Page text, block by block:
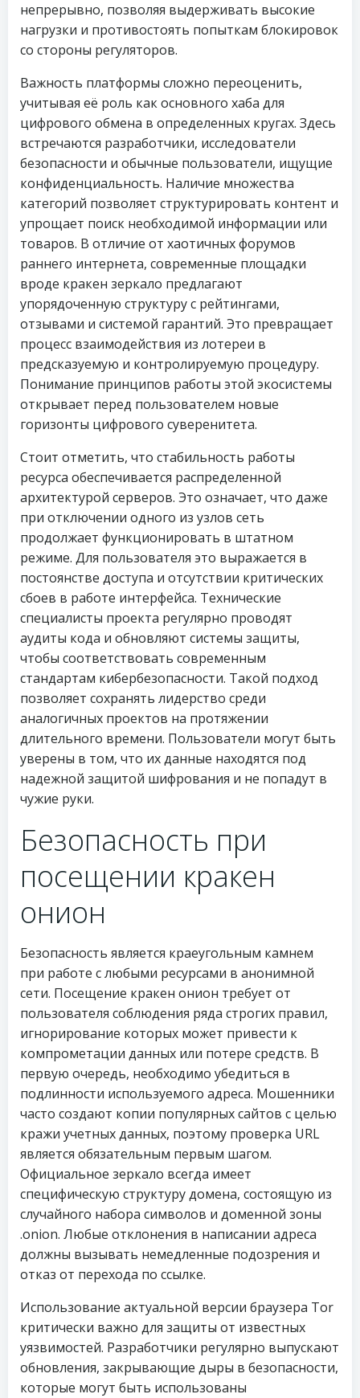
непрерывно, позволяя выдерживать высокие
нагрузки и противостоять попыткам блокировок
со стороны регуляторов.
Важность платформы сложно переоценить,
учитывая её роль как основного хаба для
цифрового обмена в определенных кругах. Здесь
встречаются разработчики, исследователи
безопасности и обычные пользователи, ищущие
конфиденциальность. Наличие множества
категорий позволяет структурировать контент и
упрощает поиск необходимой информации или
товаров. В отличие от хаотичных форумов
раннего интернета, современные площадки
вроде кракен зеркало предлагают
упорядоченную структуру с рейтингами,
отзывами и системой гарантий. Это превращает
процесс взаимодействия из лотереи в
предсказуемую и контролируемую процедуру.
Понимание принципов работы этой экосистемы
открывает перед пользователем новые
горизонты цифрового суверенитета.
Стоит отметить, что стабильность работы
ресурса обеспечивается распределенной
архитектурой серверов. Это означает, что даже
при отключении одного из узлов сеть
продолжает функционировать в штатном
режиме. Для пользователя это выражается в
постоянстве доступа и отсутствии критических
сбоев в работе интерфейса. Технические
специалисты проекта регулярно проводят
аудиты кода и обновляют системы защиты,
чтобы соответствовать современным
стандартам кибербезопасности. Такой подход
позволяет сохранять лидерство среди
аналогичных проектов на протяжении
длительного времени. Пользователи могут быть
уверены в том, что их данные находятся под
надежной защитой шифрования и не попадут в
чужие руки.
Безопасность при
посещении кракен
онион
Безопасность является краеугольным камнем
при работе с любыми ресурсами в анонимной
сети. Посещение кракен онион требует от
пользователя соблюдения ряда строгих правил,
игнорирование которых может привести к
компрометации данных или потере средств. В
первую очередь, необходимо убедиться в
подлинности используемого адреса. Мошенники
часто создают копии популярных сайтов с целью
кражи учетных данных, поэтому проверка URL
является обязательным первым шагом.
Официальное зеркало всегда имеет
специфическую структуру домена, состоящую из
случайного набора символов и доменной зоны
.onion. Любые отклонения в написании адреса
должны вызывать немедленные подозрения и
отказ от перехода по ссылке.
Использование актуальной версии браузера Tor
критически важно для защиты от известных
уязвимостей. Разработчики регулярно выпускают
обновления, закрывающие дыры в безопасности,
которые могут быть использованы